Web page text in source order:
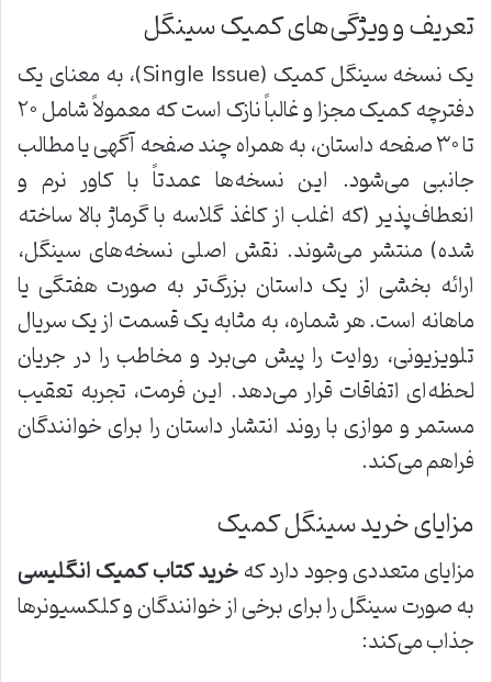
تعریف و ویژگی‌های کمیک سینگل
یک نسخه سینگل کمیک (Single Issue)، به معنای یک
دفترچه کمیک مجزا و غالباً نازک است که معمولاً شامل ۲۰
تا ۳۰ صفحه داستان، به همراه چند صفحه آگهی یا مطالب
جانبی می‌شود. این نسخه‌ها عمدتاً با کاور نرم و
انعطاف‌پذیر (که اغلب از کاغذ گلاسه با گرماژ بالا ساخته
شده) منتشر می‌شوند. نقش اصلی نسخه‌های سینگل،
ارائه بخشی از یک داستان بزرگ‌تر به صورت هفتگی یا
ماهانه است. هر شماره، به مثابه یک قسمت از یک سریال
تلویزیونی، روایت را پیش می‌برد و مخاطب را در جریان
لحظه‌ای اتفاقات قرار می‌دهد. این فرمت، تجربه تعقیب
مستمر و موازی با روند انتشار داستان را برای خوانندگان
فراهم می‌کند.
مزایای خرید سینگل کمیک
مزایای متعددی وجود دارد کهخرید کتاب کمیک انگلیسی
به صورت سینگل را برای برخی از خوانندگان و کلکسیونرها
جذاب می‌کند: